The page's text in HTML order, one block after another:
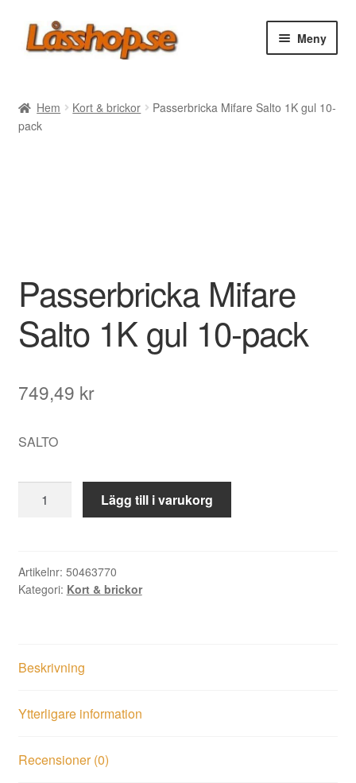
Hoppa
till
Hoppa
till
Meny
Rea
Support
Hem Kort & brickor
Passerbricka Mifare Salto 1K gul 10-
pack
Passerbricka Mifare
Salto 1K gul 10-pack
749,49 kr
SALTO
Mifare
gul
10-
Lägg till i varukorg
Artikelnr: 50463770
Kategori: Kort & brickor
Beskrivning
Ytterligare information
Recensioner (0)